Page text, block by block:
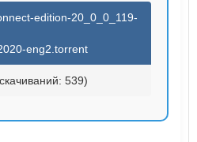
edition-20_0_0_119-
eng2.torrent
539)